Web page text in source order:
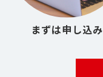
まずは申し込み